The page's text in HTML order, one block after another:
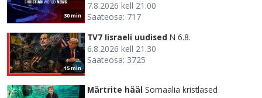
30 min
7.8.2026 kell 21.00
Saateosa: 717
15 min
TV7 Iisraeli uudised N 6.8.
6.8.2026 kell 21.30
Saateosa: 3725
Märtrite hääl Somaalia kristlased